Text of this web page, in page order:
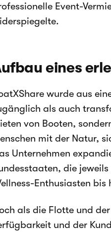
Event-
eines
wurde aus
als auch
von Booten,
mit der Natur,
Unternehmen
die
Enthusiasten
als die Flotte und
und der